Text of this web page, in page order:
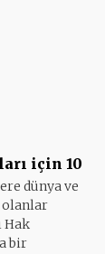
için 10
dünya ve
olanlar
Hak
bir